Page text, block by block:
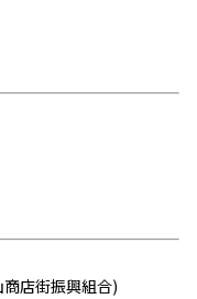
商店街振興組合)